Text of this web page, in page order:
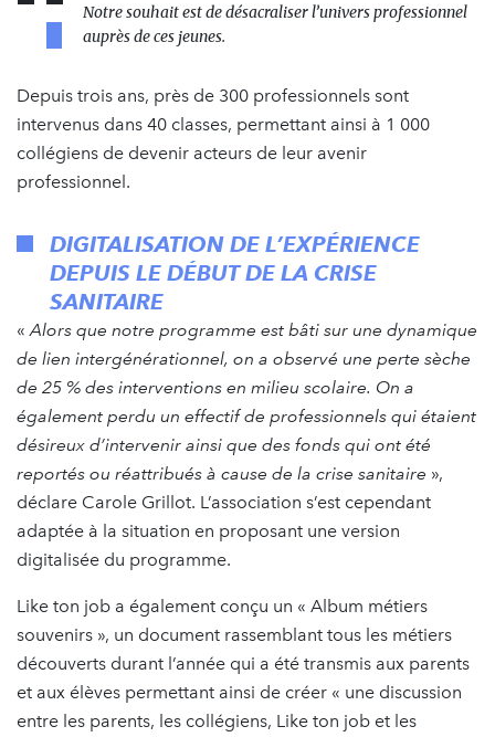
Notre souhait est de désacraliser l’univers professionnel
auprès de ces jeunes.
Depuis trois ans, près de 300 professionnels sont
intervenus dans 40 classes, permettant ainsi à 1 000
collégiens de devenir acteurs de leur avenir
professionnel.
DIGITALISATION DE L’EXPÉRIENCE
DEPUIS LE DÉBUT DE LA CRISE
SANITAIRE
« Alors que notre programme est bâti sur une dynamique
de lien intergénérationnel, on a observé une perte sèche
de 25 % des interventions en milieu scolaire. On a
également perdu un effectif de professionnels qui étaient
désireux d’intervenir ainsi que des fonds qui ont été
reportés ou réattribués à cause de la crise sanitaire »,
déclare Carole Grillot. L’association s’est cependant
adaptée à la situation en proposant une version
digitalisée du programme.
Like ton job a également conçu un « Album métiers
souvenirs », un document rassemblant tous les métiers
découverts durant l’année qui a été transmis aux parents
et aux élèves permettant ainsi de créer « une discussion
entre les parents, les collégiens, Like ton job et les